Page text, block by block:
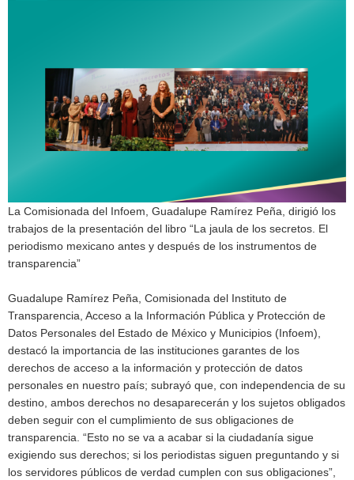
La Comisionada del Infoem, Guadalupe Ramírez Peña, dirigió los
trabajos de la presentación del libro “La jaula de los secretos. El
periodismo mexicano antes y después de los instrumentos de
transparencia”
Guadalupe Ramírez Peña, Comisionada del Instituto de
Transparencia, Acceso a la Información Pública y Protección de
Datos Personales del Estado de México y Municipios (Infoem),
destacó la importancia de las instituciones garantes de los
derechos de acceso a la información y protección de datos
personales en nuestro país; subrayó que, con independencia de su
destino, ambos derechos no desaparecerán y los sujetos obligados
deben seguir con el cumplimiento de sus obligaciones de
transparencia. “Esto no se va a acabar si la ciudadanía sigue
exigiendo sus derechos; si los periodistas siguen preguntando y si
los servidores públicos de verdad cumplen con sus obligaciones”,